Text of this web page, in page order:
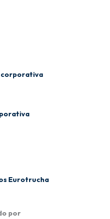
corporativa
Eurotrucha
por